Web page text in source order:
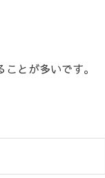
とが多いです。